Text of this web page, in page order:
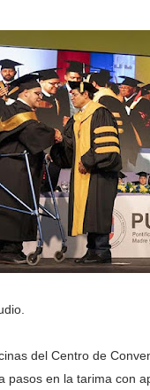
del Centro de
en la tarima con